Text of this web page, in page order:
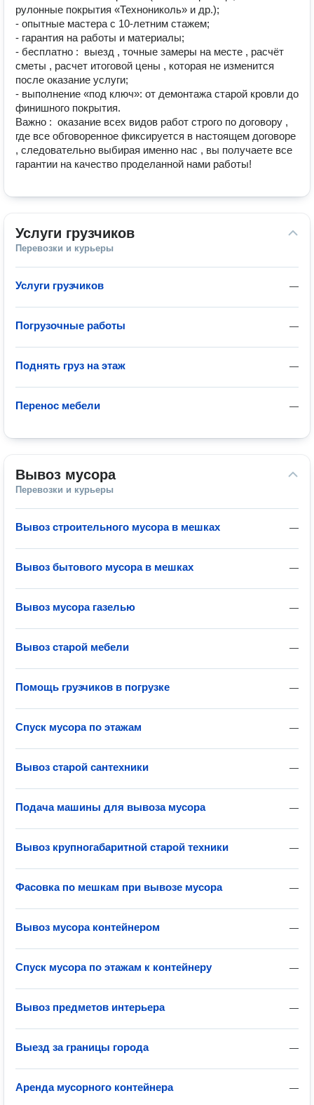
рулонные покрытия «Технониколь» и др.);
- опытные мастера с 10‑летним стажем;
- гарантия на работы и материалы;
- бесплатно :  выезд , точные замеры на месте , расчёт
сметы , расчет итоговой цены , которая не изменится
после оказание услуги;
- выполнение «под ключ»: от демонтажа старой кровли до
финишного покрытия.
Важно :  оказание всех видов работ строго по договору ,
где все обговоренное фиксируется в настоящем договоре
, следовательно выбирая именно нас , вы получаете все
гарантии на качество проделанной нами работы!
Услуги грузчиков
Перевозки и курьеры
—
Услуги грузчиков
—
Погрузочные работы
—
Поднять груз на этаж
—
Перенос мебели
Вывоз мусора
Перевозки и курьеры
—
Вывоз строительного мусора в мешках
—
Вывоз бытового мусора в мешках
—
Вывоз мусора газелью
—
Вывоз старой мебели
—
Помощь грузчиков в погрузке
—
Спуск мусора по этажам
—
Вывоз старой сантехники
—
Подача машины для вывоза мусора
—
Вывоз крупногабаритной старой техники
—
Фасовка по мешкам при вывозе мусора
—
Вывоз мусора контейнером
—
Спуск мусора по этажам к контейнеру
—
Вывоз предметов интерьера
—
Выезд за границы города
—
Аренда мусорного контейнера